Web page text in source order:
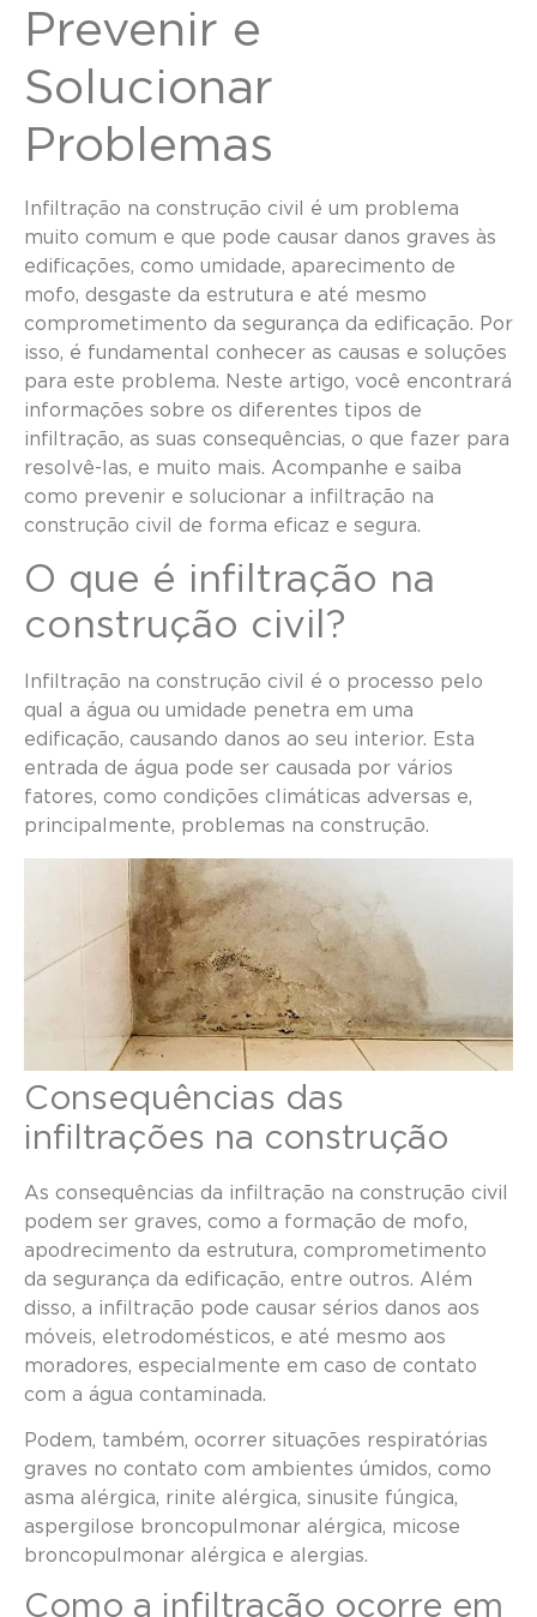
Prevenir e
Solucionar
Problemas
Infiltração na construção civil é um problema
muito comum e que pode causar danos graves às
edificações, como umidade, aparecimento de
mofo, desgaste da estrutura e até mesmo
comprometimento da segurança da edificação. Por
isso, é fundamental conhecer as causas e soluções
para este problema. Neste artigo, você encontrará
informações sobre os diferentes tipos de
infiltração, as suas consequências, o que fazer para
resolvê-las, e muito mais. Acompanhe e saiba
como prevenir e solucionar a infiltração na
construção civil de forma eficaz e segura.
O que é infiltração na
construção civil?
Infiltração na construção civil é o processo pelo
qual a água ou umidade penetra em uma
edificação, causando danos ao seu interior. Esta
entrada de água pode ser causada por vários
fatores, como condições climáticas adversas e,
principalmente, problemas na construção.
Consequências das
infiltrações na construção
As consequências da infiltração na construção civil
podem ser graves, como a formação de mofo,
apodrecimento da estrutura, comprometimento
da segurança da edificação, entre outros. Além
disso, a infiltração pode causar sérios danos aos
móveis, eletrodomésticos, e até mesmo aos
moradores, especialmente em caso de contato
com a água contaminada.
Podem, também, ocorrer situações respiratórias
graves no contato com ambientes úmidos, como
asma alérgica, rinite alérgica, sinusite fúngica,
aspergilose broncopulmonar alérgica, micose
broncopulmonar alérgica e alergias.
Como a infiltração ocorre em